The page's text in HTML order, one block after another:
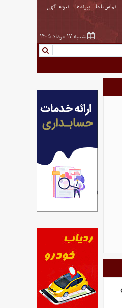
تماس با ما پیوندها تعرفه اگهی
شنبه ۱۷ مرداد ۱۴۰۵